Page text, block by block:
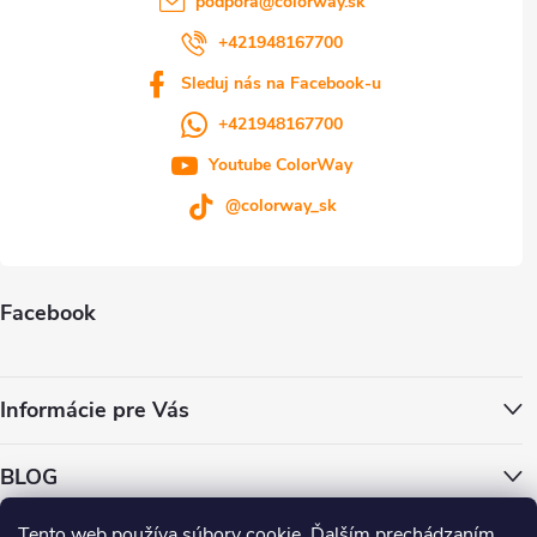
Facebook
Informácie pre Vás
BLOG
+421948167700
Sleduj nás na Facebook-u
+421948167700
Youtube ColorWay
@colorway_sk